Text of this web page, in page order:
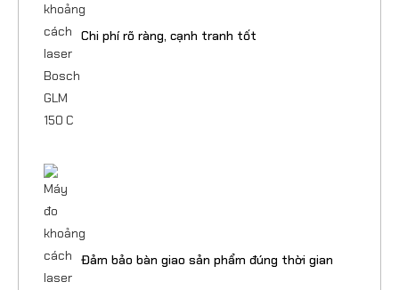
Chi phí rõ ràng, cạnh tranh tốt
Đảm bảo bàn giao sản phẩm đúng thời gian